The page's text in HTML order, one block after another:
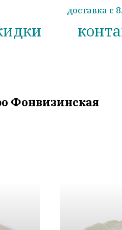
доставка с
Фонвизинская